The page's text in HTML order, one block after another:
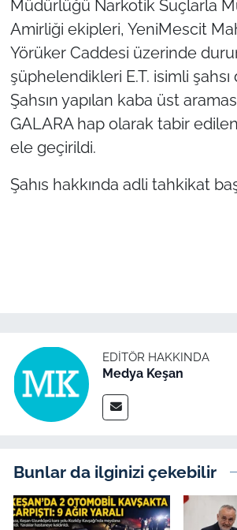
Müdürlüğü Narkotik Suçlarla
Amirliği ekipleri, YeniMescit
Yörüker Caddesi üzerinde
şüphelendikleri E.T. isimli
Şahsın yapılan kaba üst
GALARA hap olarak tabir
ele geçirildi.
Şahıs hakkında adli tahkikat
EDITÖR HAKKINDA
Medya Keşan
Bunlar da ilginizi çekebilir
Politika
Flaş Haber
Dış Haberler
Magazin
İş Dünyası
Finans
Genel-A
Gündem-Eğitim